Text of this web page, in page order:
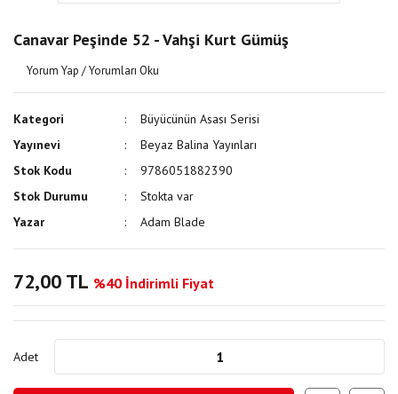
Canavar Peşinde 52 - Vahşi Kurt Gümüş
Yorum Yap / Yorumları Oku
Kategori
Büyücünün Asası Serisi
Yayınevi
Beyaz Balina Yayınları
Stok Kodu
9786051882390
Stok Durumu
Stokta var
Yazar
Adam Blade
72,00 TL %40 İndirimli Fiyat
Adet